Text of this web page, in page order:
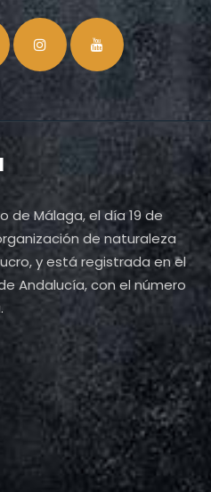
de Málaga, el día 19 de
de naturaleza
y está registrada en el
Andalucía, con el número